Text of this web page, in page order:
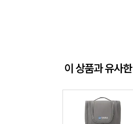
이 상품과 유사한